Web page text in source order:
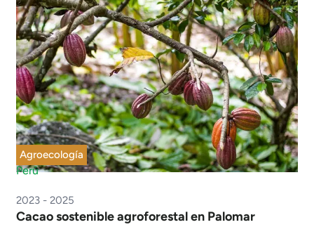
Agroecología
Perú
2023 - 2025
Cacao sostenible agroforestal en Palomar